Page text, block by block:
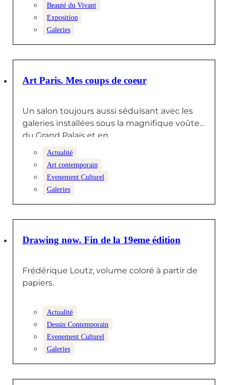
Beauté du Vivant
Exposition
Galeries
14 AVRIL 2026
Art Paris. Mes coups de coeur
Un salon toujours aussi séduisant avec les
galeries installées sous la magnifique voûte
du Grand Palais et en…
Actualité
Art contemporain
Evenement Culturel
Galeries
2 AVRIL 2026
Drawing now. Fin de la 19eme édition
Frédérique Loutz, volume coloré à partir de
papiers.
Actualité
Dessin Contemporain
Evenement Culturel
Galeries